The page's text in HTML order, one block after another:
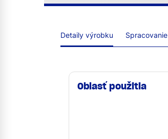
Detaily výrobku Spracovanie
Oblasť použitia